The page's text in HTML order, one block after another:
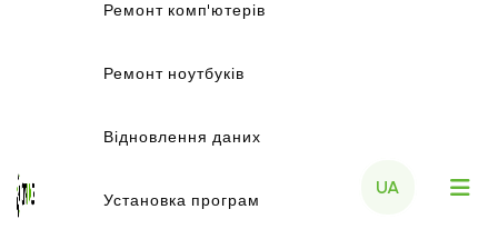
Ремонт комп'ютерів
Ремонт ноутбуків
Відновлення даних
Установка програм
UA